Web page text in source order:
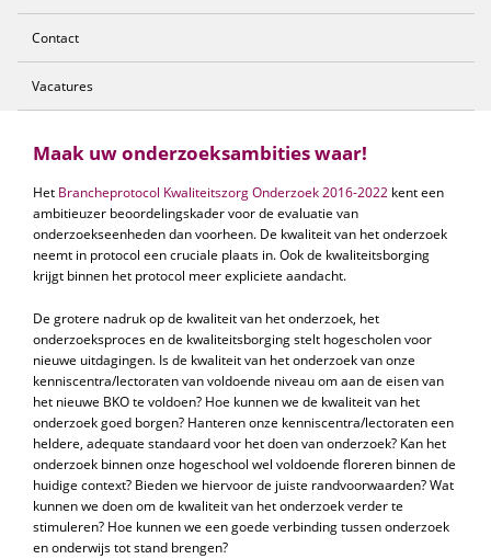
Contact
Vacatures
Maak uw onderzoeksambities waar!
Het Brancheprotocol Kwaliteitszorg Onderzoek 2016-2022 kent een
ambitieuzer beoordelingskader voor de evaluatie van
onderzoekseenheden dan voorheen. De kwaliteit van het onderzoek
neemt in protocol een cruciale plaats in. Ook de kwaliteitsborging
krijgt binnen het protocol meer expliciete aandacht.
De grotere nadruk op de kwaliteit van het onderzoek, het
onderzoeksproces en de kwaliteitsborging stelt hogescholen voor
nieuwe uitdagingen. Is de kwaliteit van het onderzoek van onze
kenniscentra/lectoraten van voldoende niveau om aan de eisen van
het nieuwe BKO te voldoen? Hoe kunnen we de kwaliteit van het
onderzoek goed borgen? Hanteren onze kenniscentra/lectoraten een
heldere, adequate standaard voor het doen van onderzoek? Kan het
onderzoek binnen onze hogeschool wel voldoende floreren binnen de
huidige context? Bieden we hiervoor de juiste randvoorwaarden? Wat
kunnen we doen om de kwaliteit van het onderzoek verder te
stimuleren? Hoe kunnen we een goede verbinding tussen onderzoek
en onderwijs tot stand brengen?